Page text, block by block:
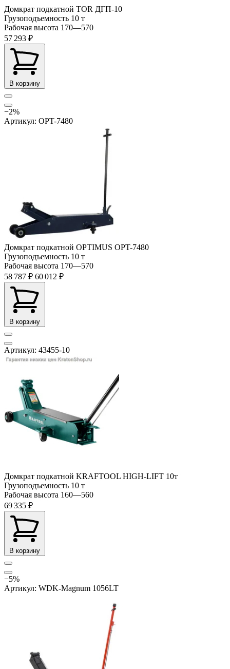
Домкрат подкатной TOR ДГП-10
Грузоподъемность 10 т
Рабочая высота 170—570
57 293 ₽
В корзину
−2%
Артикул: OPT-7480
Домкрат подкатной OPTIMUS OPT-7480
Грузоподъемность 10 т
Рабочая высота 170—570
58 787 ₽ 60 012 ₽
В корзину
Артикул: 43455-10
Домкрат подкатной KRAFTOOL HIGH-LIFT 10т
Грузоподъемность 10 т
Рабочая высота 160—560
69 335 ₽
В корзину
−5%
Артикул: WDK-Magnum 1056LT